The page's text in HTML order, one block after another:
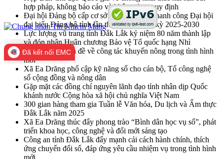
hợp pháp, không báo cáo và không theo quy định
Đại hội Đảng bộ cấp cơ sở góp phần vào thanh công Đại hội
đại biểu Đảng bộ tỉnh lần thứ nhất, nhiệm kỳ 2025-2030
Lực lượng vũ trang tỉnh Đắk Lắk kỷ niệm 80 năm thành lập
và đón nhận Huân chương Bảo vệ Tổ quốc hạng Nhì
Hội nghị chuyên đề về công tác khuyến nông trong tình hình
mới
Xã Ea Drăng phổ cập kỹ năng số cho cán bộ, Tổ công nghệ
số cộng đồng và nông dân
Gặp mặt các đồng chí nguyên lãnh đạo tỉnh nhân dịp Quốc
khánh nước Cộng hòa xã hội chủ nghĩa Việt Nam
300 gian hàng tham gia Tuần lễ Văn hóa, Du lịch và Ẩm thực
Đắk Lắk năm 2025
Xã Ea Drăng thúc đẩy phong trào “Bình dân học vụ số”, phát
triển khoa học, công nghệ và đổi mới sáng tạo
Công an tỉnh Đắk Lắk đẩy mạnh cải cách hành chính, thích
ứng chuyển đổi số, đáp ứng yêu cầu nhiệm vụ trong tình hình
Đã kết nối EMC